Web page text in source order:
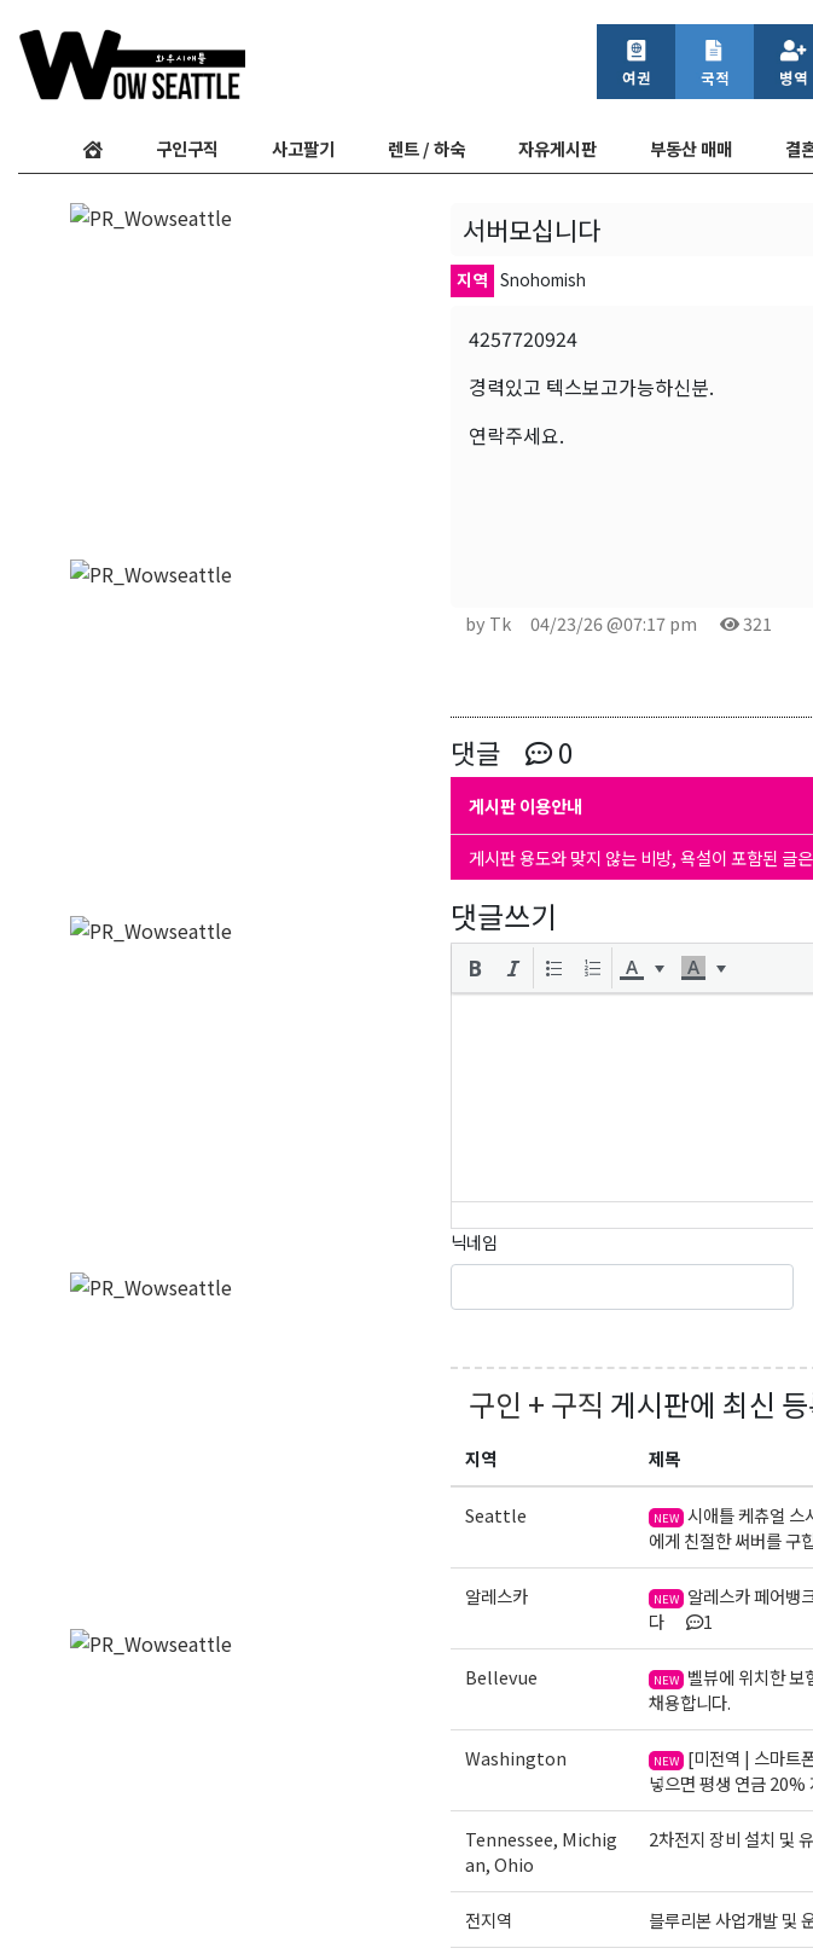
구인구직 사고팔기 렌트 / 하숙 자유게시판 부동산 매매 결
서버모십니다
지역 Snohomish
4257720924
경력있고 텍스보고가능하신분.
연락주세요.
by Tk 04/23/26 @07:17 pm 321
댓글 0
게시판 이용안내
게시판 용도와 맞지 않는 비방, 욕설이 포함된 글
댓글쓰기
닉네임
구인 + 구직 게시판에 최신
지역 제목
Seattle NEW 시애틀 케츄얼 스
에게 친절한 써버를 구
알레스카 NEW 알레스카 페어뱅
다
1
Bellevue NEW 벨뷰에 위치한 보
채용합니다.
Washington NEW [미전역 | 스마트
넣으면 평생 연금 20%
Tennessee, Michig
an, Ohio
2차전지 장비 설치 및
전지역 블루리본 사업개발 및